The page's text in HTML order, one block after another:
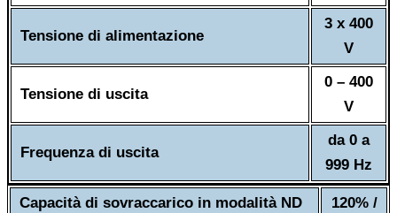
Tensione di alimentazione
3 x 400
V
Tensione di uscita
0 – 400
V
Frequenza di uscita
da 0 a
999 Hz
Capacità di sovraccarico in modalità ND
120% /